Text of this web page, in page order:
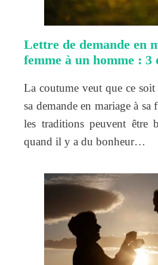
Lettre de demande en
femme à un homme : 3
La coutume veut que ce soit
sa demande en mariage à
les traditions peuvent être
quand il y a du bonheur…